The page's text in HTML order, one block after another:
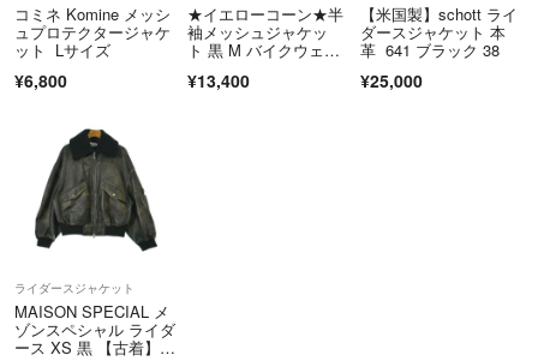
コミネ Komine メッシ
ュプロテクタージャケ
ット Lサイズ
¥6,800
★イエローコーン★半
袖メッシュジャケッ
ト 黒 M バイクウェ
n ツーリングジャケッ
¥13,400
【米国製】schott ライ
ダースジャケット 本
革 641 ブラック 38
¥25,000
ライダースジャケット
MAISON SPECIAL メ
ゾンスペシャル ライダ
ース XS 黒 【古着】